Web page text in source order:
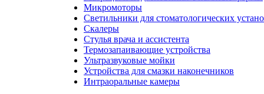
Микромоторы
Светильники для стоматологических
Скалеры
Стулья врача и ассистента
Термозапаивающие устройства
Ультразвуковые мойки
Устройства для смазки наконечников
Интраоральные камеры